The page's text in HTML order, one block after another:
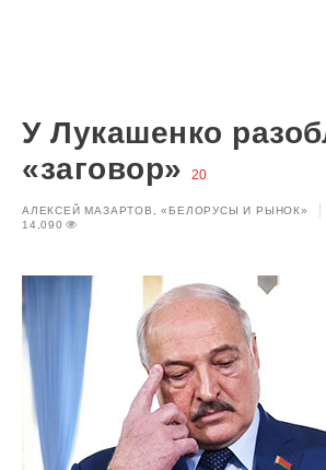
У Лукашенко
«заговор»
20
АЛЕКСЕЙ МАЗАРТОВ, «БЕЛОРУСЫ И РЫНОК»
14,090